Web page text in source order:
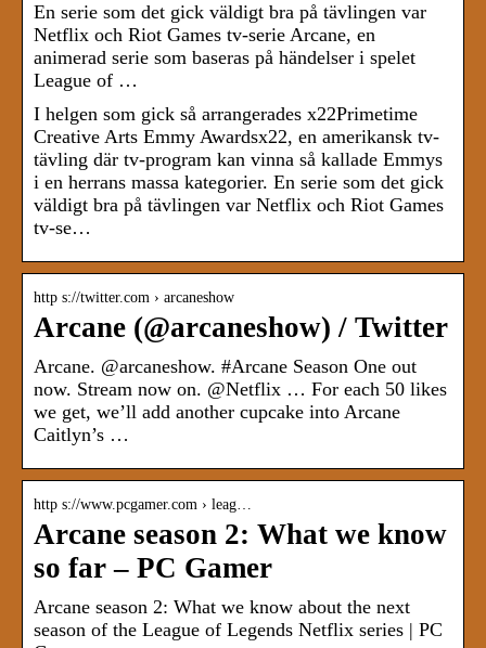
En serie som det gick väldigt bra på tävlingen var
Netflix och Riot Games tv-serie Arcane, en
animerad serie som baseras på händelser i spelet
League of …
I helgen som gick så arrangerades x22Primetime
Creative Arts Emmy Awardsx22, en amerikansk tv-
tävling där tv-program kan vinna så kallade Emmys
i en herrans massa kategorier. En serie som det gick
väldigt bra på tävlingen var Netflix och Riot Games
tv-se…
http s://twitter.com › arcaneshow
Arcane (@arcaneshow) / Twitter
Arcane. @arcaneshow. #Arcane Season One out
now. Stream now on. @Netflix … For each 50 likes
we get, we’ll add another cupcake into Arcane
Caitlyn’s …
http s://www.pcgamer.com › leag…
Arcane season 2: What we know
so far – PC Gamer
Arcane season 2: What we know about the next
season of the League of Legends Netflix series | PC